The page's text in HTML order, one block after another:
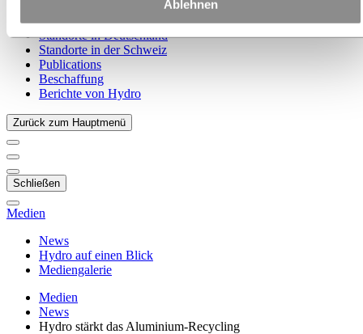
Ablehnen
Standorte in Österreich
Standorte in Deutschland
Standorte in der Schweiz
Publications
Beschaffung
Berichte von Hydro
Zurück zum Hauptmenü
Schließen
Medien
News
Hydro auf einen Blick
Mediengalerie
Medien
News
Hydro stärkt das Aluminium-Recycling